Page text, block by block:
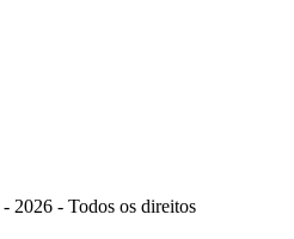
2026 - Todos os direitos